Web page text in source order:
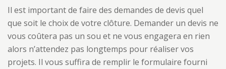
Il est important de faire des demandes de devis quel
que soit le choix de votre clôture. Demander un devis ne
vous coûtera pas un sou et ne vous engagera en rien
alors n’attendez pas longtemps pour réaliser vos
projets. Il vous suffira de remplir le formulaire fourni